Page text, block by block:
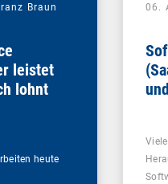
Braun
leistet
lohnt
heute
06.